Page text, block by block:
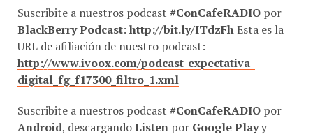
Suscribite a nuestros podcast #ConCafeRADIO por
BlackBerry Podcast: http://bit.ly/ITdzFh Esta es la
URL de afiliación de nuestro podcast:
http://www.ivoox.com/podcast-expectativa-
digital_fg_f17300_filtro_1.xml
Suscribite a nuestros podcast #ConCafeRADIO por
Android , descargandoListen por Google Playy